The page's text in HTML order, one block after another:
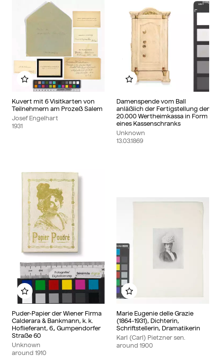
Kuvert mit 6 Visitkarten von
Teilnehmern am Prozeß Salem
Josef Engelhart
1931
Add to my album
Damenspende vom Ball
anläßlich der Fertigstellung der
20.000 Wertheimkassa in Form
eines Kassenschranks
Unknown
13.03.1869
Add to my album
Puder-Papier der Wiener Firma
Calderara & Bankmann, k. k.
Hoflieferant, 6., Gumpendorfer
Straße 60
Unknown
around 1910
Add to my album
Marie Eugenie delle Grazie
(1864-1931), Dichterin,
Schriftstellerin, Dramatikerin
Karl (Carl) Pietzner sen.
around 1900
Add to my album